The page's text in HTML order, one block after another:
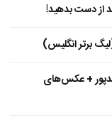
+ عکس‌های